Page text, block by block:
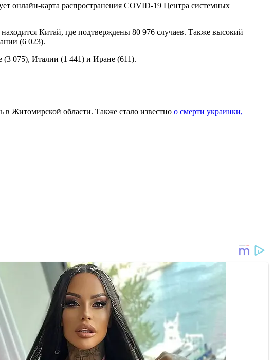
онлайн-карта распространения COVID-19 Центра системных
Китай, где подтверждены 80 976 случаев. Также высокий
(6 023).
(3 075), Италии (1 441) и Иране (611).
Житомирской области. Также стало известно о смерти украинки,